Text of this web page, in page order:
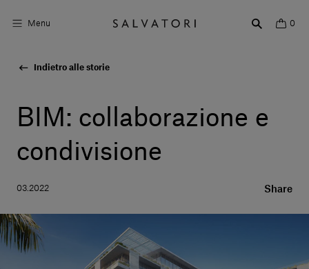
Menu 0
Arredo bagno
Arredo casa
Storie di Design
Indietro alle storie
BIM: collaborazione e
condivisione
03.2022 Share